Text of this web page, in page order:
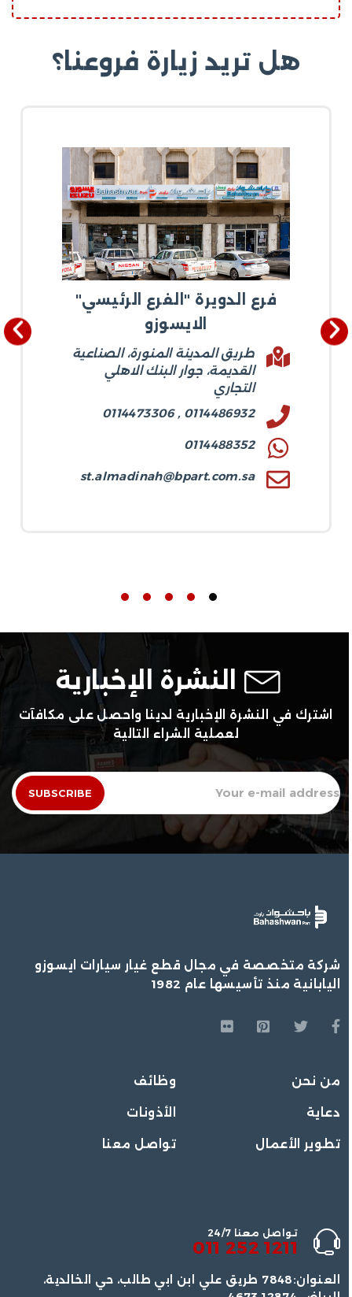
هل تريد زيارة فروعنا؟
فرع الدويرة "الفرع الرئيسي"
الايسوزو
طريق المدينة المنورة، الصناعية
القديمة، جوار البنك الاهلي
التجاري
0114486932 , 0114473306
0114488352
st.almadinah@bpart.com.sa
النشرة الإخبارية
اشترك في النشرة الإخبارية لدينا واحصل على مكافآت
لعملية الشراء التالية
SUBSCRIBE
شركة متخصصة في مجال قطع غيار سيارات ايسوزو
اليابانية منذ تأسيسها عام 1982
من نحن
دعاية
تطوير الأعمال
وظائف
الأذونات
تواصل معنا
تواصل معنا 24/7
1211 252 011
العنوان:7848 طريق علي ابن ابي طالب، حي الخالدية،